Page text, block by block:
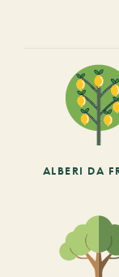
ALBERI DA